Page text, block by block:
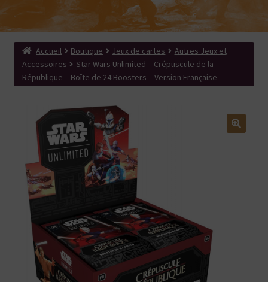
Produits dérivés
menu
Search
Accueil Boutique Jeux de cartes
Autres Jeux et
Accessoires
Star Wars Unlimited – Crépuscule de la
République – Boîte de 24 Boosters – Version Française